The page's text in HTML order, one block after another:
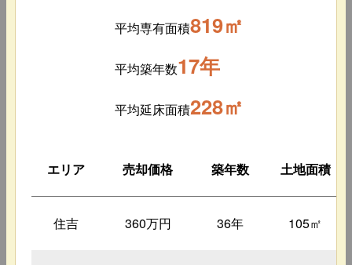
平均専有面積819㎡
平均築年数17年
平均延床面積228㎡
エリア 売却価格 築年数 土地面積
住吉 360万円 36年 105㎡